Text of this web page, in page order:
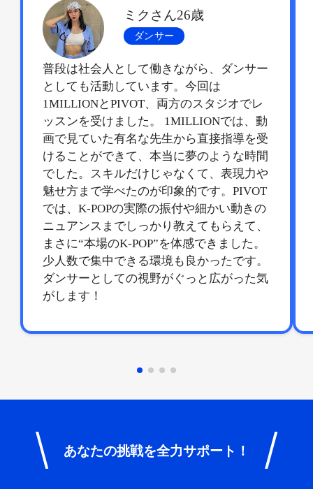
ミクさん26歳
ダンサー
普段は社会人として働きながら、ダンサー
としても活動しています。今回は
1MILLIONとPIVOT、両方のスタジオでレ
ッスンを受けました。 1MILLIONでは、動
画で見ていた有名な先生から直接指導を受
けることができて、本当に夢のような時間
でした。スキルだけじゃなくて、表現力や
魅せ方まで学べたのが印象的です。PIVOT
では、K-POPの実際の振付や細かい動きの
ニュアンスまでしっかり教えてもらえて、
まさに“本場のK-POP”を体感できました。
少人数で集中できる環境も良かったです。
ダンサーとしての視野がぐっと広がった気
がします！
あなたの挑戦を全力サポート！